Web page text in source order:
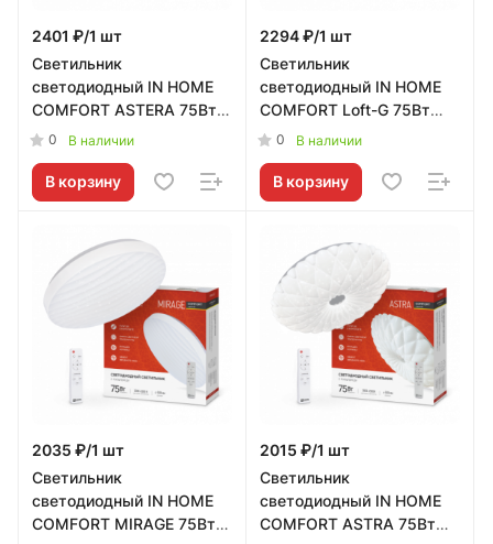
2401 ₽/1 шт
Светильник
светодиодный IN HOME
COMFORT ASTERA 75Вт
230В 3000-6500K
пультом ДУ
0 В наличии
В корзину
2294 ₽/1 шт
Светильник
светодиодный IN HOME
COMFORT Loft-G 75Вт
230В 3000-6500K
пультом ДУ
0 В наличии
В корзину
2035 ₽/1 шт
Светильник
светодиодный IN HOME
COMFORT MIRAGE 75Вт
2015 ₽/1 шт
Светильник
светодиодный IN HOME
COMFORT ASTRA 75Вт